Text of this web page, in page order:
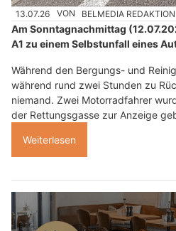
13.07.26 VON BELMEDIA REDAKTION
Am Sonntagnachmittag
A1 zu einem Selbstunfall eines
Während den Bergungs- und
während rund zwei Stunden zu
niemand. Zwei Motorradfahrer
der Rettungsgasse zur Anzeige
Weiterlesen